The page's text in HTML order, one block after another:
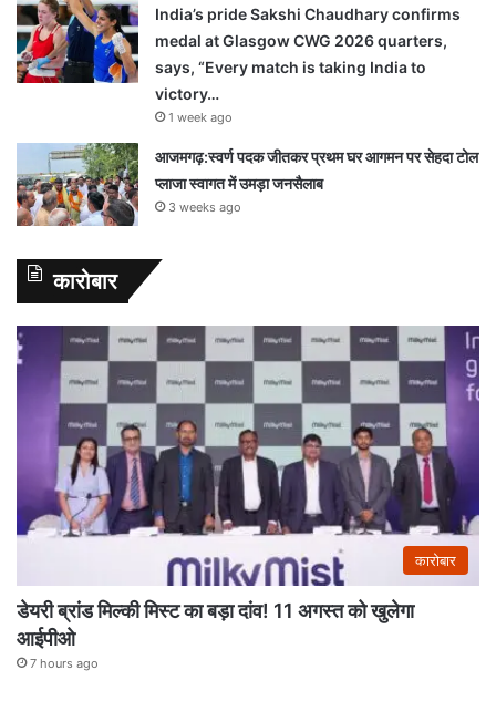
India’s pride Sakshi Chaudhary confirms
medal at Glasgow CWG 2026 quarters,
says, “Every match is taking India to
victory…
1 week ago
आजमगढ़:स्वर्ण पदक जीतकर प्रथम घर आगमन पर सेहदा टोल
प्लाजा स्वागत में उमड़ा जनसैलाब
3 weeks ago
कारोबार
कारोबार
डेयरी ब्रांड मिल्की मिस्ट का बड़ा दांव! 11 अगस्त को खुलेगा
आईपीओ
7 hours ago